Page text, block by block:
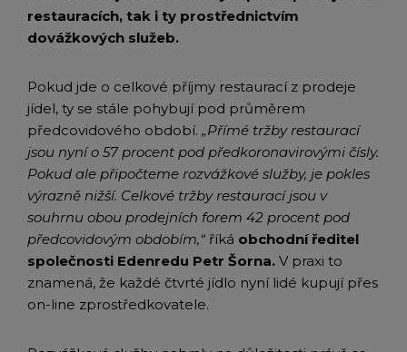
restauracích, tak i ty prostřednictvím
dovážkových služeb.
Pokud jde o celkové příjmy restaurací z prodeje
jídel, ty se stále pohybují pod průměrem
předcovidového období. „Přímé tržby restaurací
jsou nyní o 57 procent pod předkoronavirovými čísly.
Pokud ale připočteme rozvážkové služby, je pokles
výrazně nižší. Celkové tržby restaurací jsou v
souhrnu obou prodejních forem 42 procent pod
předcovidovým obdobím,“ říká obchodní ředitel
společnosti Edenredu Petr Šorna. V praxi to
znamená, že každé čtvrté jídlo nyní lidé kupují přes
on-line zprostředkovatele.